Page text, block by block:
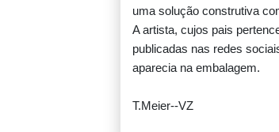
uma solução construtiva
A artista, cujos pais
publicadas nas redes
aparecia na embalagem.
T.Meier--VZ